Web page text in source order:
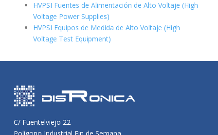
HVPSI Fuentes de Alimentación de Alto Voltaje (High
Voltage Power Supplies)
HVPSI Equipos de Medida de Alto Voltaje (High
Voltage Test Equipment)
C/ Fuentelviejo 22